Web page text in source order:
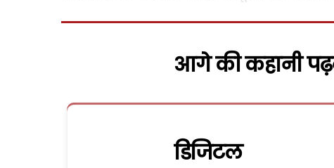
आगे की कहानी
डिजिटल